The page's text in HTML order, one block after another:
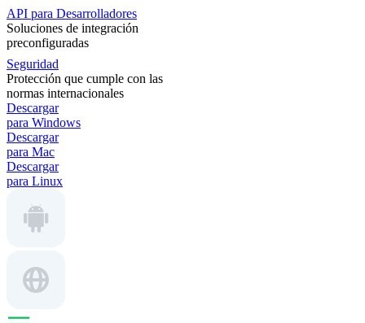
API para Desarrolladores
Soluciones de integración
preconfiguradas
Seguridad
Protección que cumple con las
normas internacionales
Descargar
para Windows
Descargar
para Mac
Descargar
para Linux